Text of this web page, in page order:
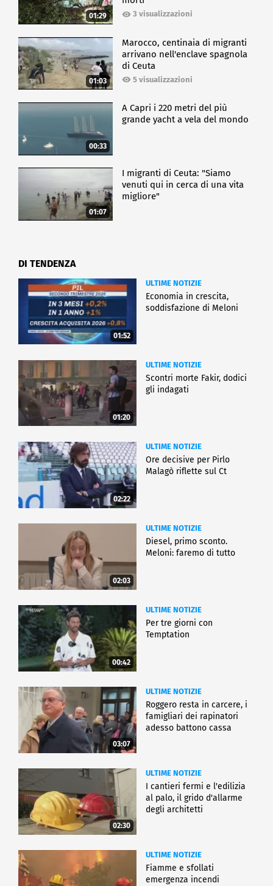
01:29 3 visualizzazioni
01:03
Marocco, centinaia di migranti
arrivano nell'enclave spagnola
di Ceuta
5 visualizzazioni
00:33
A Capri i 220 metri del più
grande yacht a vela del mondo
01:07
I migranti di Ceuta: "Siamo
venuti qui in cerca di una vita
migliore"
DI TENDENZA
01:52
ULTIME NOTIZIE
Economia in crescita,
soddisfazione di Meloni
01:20
ULTIME NOTIZIE
Scontri morte Fakir, dodici
gli indagati
02:22
ULTIME NOTIZIE
Ore decisive per Pirlo
Malagò riflette sul Ct
02:03
ULTIME NOTIZIE
Diesel, primo sconto.
Meloni: faremo di tutto
00:42
ULTIME NOTIZIE
Per tre giorni con
Temptation
03:07
ULTIME NOTIZIE
Roggero resta in carcere, i
famigliari dei rapinatori
adesso battono cassa
02:30
ULTIME NOTIZIE
I cantieri fermi e l'edilizia
al palo, il grido d'allarme
degli architetti
ULTIME NOTIZIE
Fiamme e sfollati
emergenza incendi